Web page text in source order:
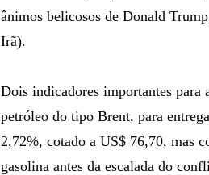
ânimos belicosos de Donald
Irã).
Dois indicadores importantes
petróleo do tipo Brent, para
2,72%, cotado a US$ 76,70, mas
gasolina antes da escalada do